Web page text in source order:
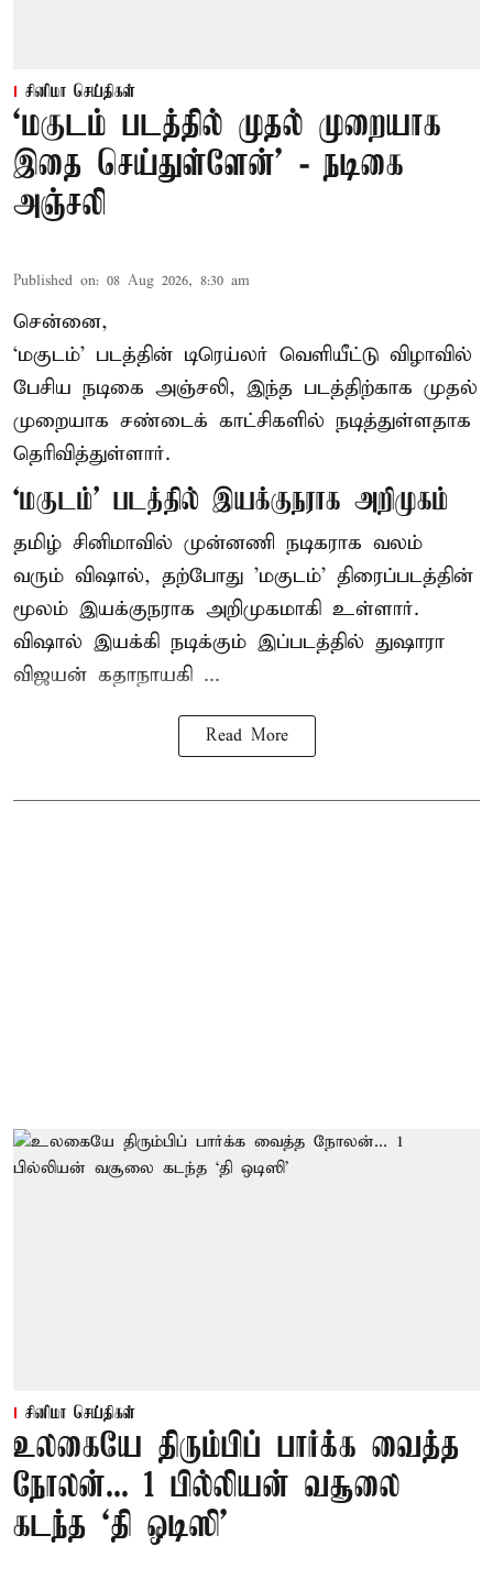
சினிமா செய்திகள்
‘மகுடம் படத்தில் முதல் முறையாக
இதை செய்துள்ளேன்’ - நடிகை
அஞ்சலி
Published on: 08 Aug 2026, 8:30 am
சென்னை,
‘மகுடம்’ படத்தின் டிரெய்லர் வெளியீட்டு விழாவில்
பேசிய நடிகை அஞ்சலி, இந்த படத்திற்காக முதல்
முறையாக சண்டைக் காட்சிகளில் நடித்துள்ளதாக
தெரிவித்துள்ளார்.
‘மகுடம்’ படத்தில் இயக்குநராக அறிமுகம்
தமிழ் சினிமாவில் முன்னணி நடிகராக வலம்
வரும் விஷால், தற்போது 'மகுடம்' திரைப்படத்தின்
மூலம் இயக்குநராக அறிமுகமாகி உள்ளார்.
விஷால் இயக்கி நடிக்கும் இப்படத்தில் துஷாரா
விஜயன் கதாநாயகி ...
Read More
சினிமா செய்திகள்
உலகையே திரும்பிப் பார்க்க வைத்த
நோலன்... 1 பில்லியன் வசூலை
கடந்த ‘தி ஒடிஸி’